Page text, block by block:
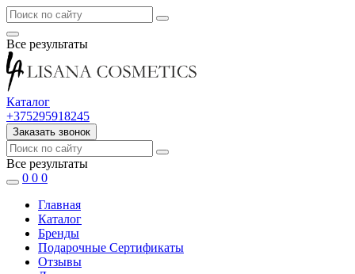
Все результаты
Каталог
+375295918245
Заказать звонок
Все результаты
0 0 0
Главная
Каталог
Бренды
Подарочные Сертификаты
Отзывы